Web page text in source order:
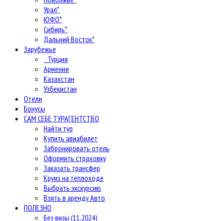
Урал*
ЮФО*
Сибирь*
Дальний Восток*
Зарубежье
Турция
Армения
Казахстан
Узбекистан
Отели
Бонусы
САМ СЕБЕ ТУРАГЕНТСТВО
Найти тур
Купить авиабилет
Забронировать отель
Оформить страховку
Заказать трансфер
Круиз на теплоходе
Выбрать экскурсию
Взять в аренду Авто
ПОЛЕЗНО
Без визы (11.2024)